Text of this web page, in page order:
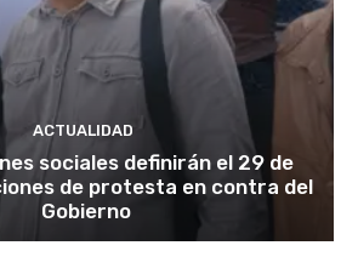
ACTUALIDAD
sociales definirán el 29 de
de protesta en contra del
Gobierno